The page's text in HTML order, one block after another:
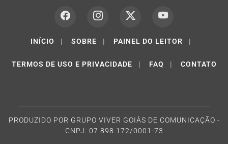
INÍCIO | SOBRE | PAINEL DO LEITOR |
TERMOS DE USO E PRIVACIDADE | FAQ | CONTATO
PRODUZIDO POR GRUPO VIVER GOIÁS DE COMUNICAÇÃO -
CNPJ: 07.898.172/0001-73